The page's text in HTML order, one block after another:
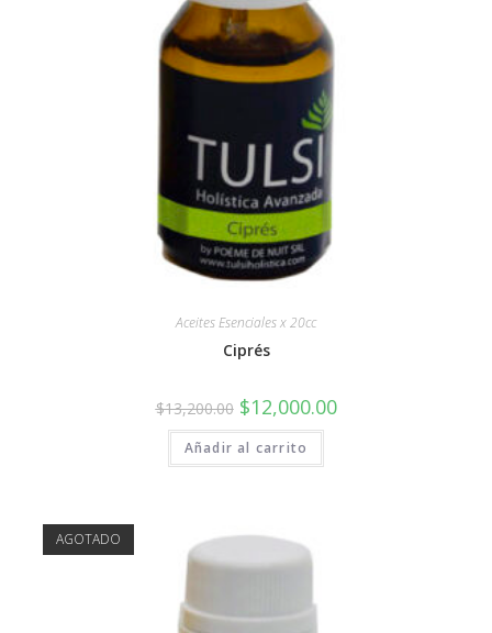
Aceites Esenciales x 20cc
Ciprés
$13,200.00 $12,000.00
Añadir al carrito
AGOTADO